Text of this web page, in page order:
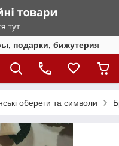
подарки, бижутерия
обереги та символи